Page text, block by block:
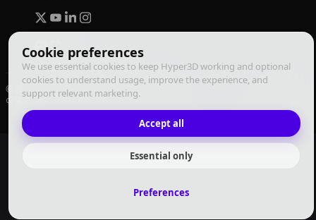
Cookie preferences
We use essential cookies to keep Hyper3D working and optional
cookies to understand usage, improve the experience, and
support relevant marketing.
Accept all
Essential only
Preferences
© 2026 Deemos Corporation. 모든 권리 보유
이용 약관 개인정보 처리방침 이행 정책